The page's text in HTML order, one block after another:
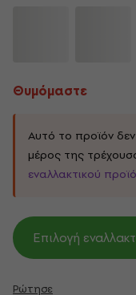
Θυμόμαστε
Αυτό το προϊόν
μέρος της
εναλλακτικού
Επιλογή
Ρώτησε